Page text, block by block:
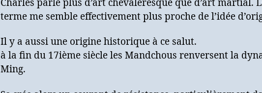
Charles parle plus d’art chevaleresque que d’art martial.
terme me semble effectivement plus proche de l’idée
Il y a aussi une origine historique à ce salut.
à la fin du 17ième siècle les Mandchous renversent la
Ming.